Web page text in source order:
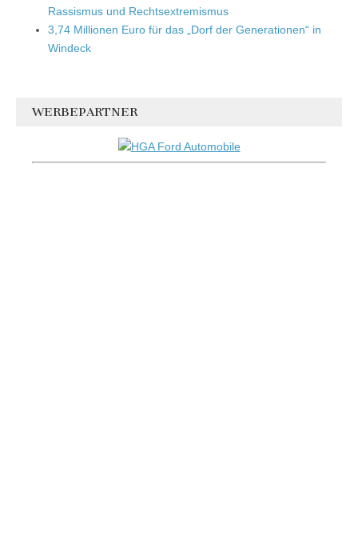
Rassismus und Rechtsextremismus
3,74 Millionen Euro für das „Dorf der Generationen“ in
Windeck
WERBEPARTNER